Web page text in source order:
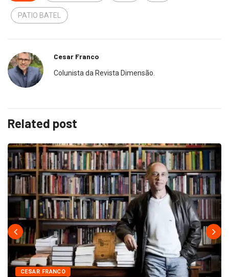
PATIO BATEL
Cesar Franco
Colunista da Revista Dimensão.
Related post
CESAR FRANCO